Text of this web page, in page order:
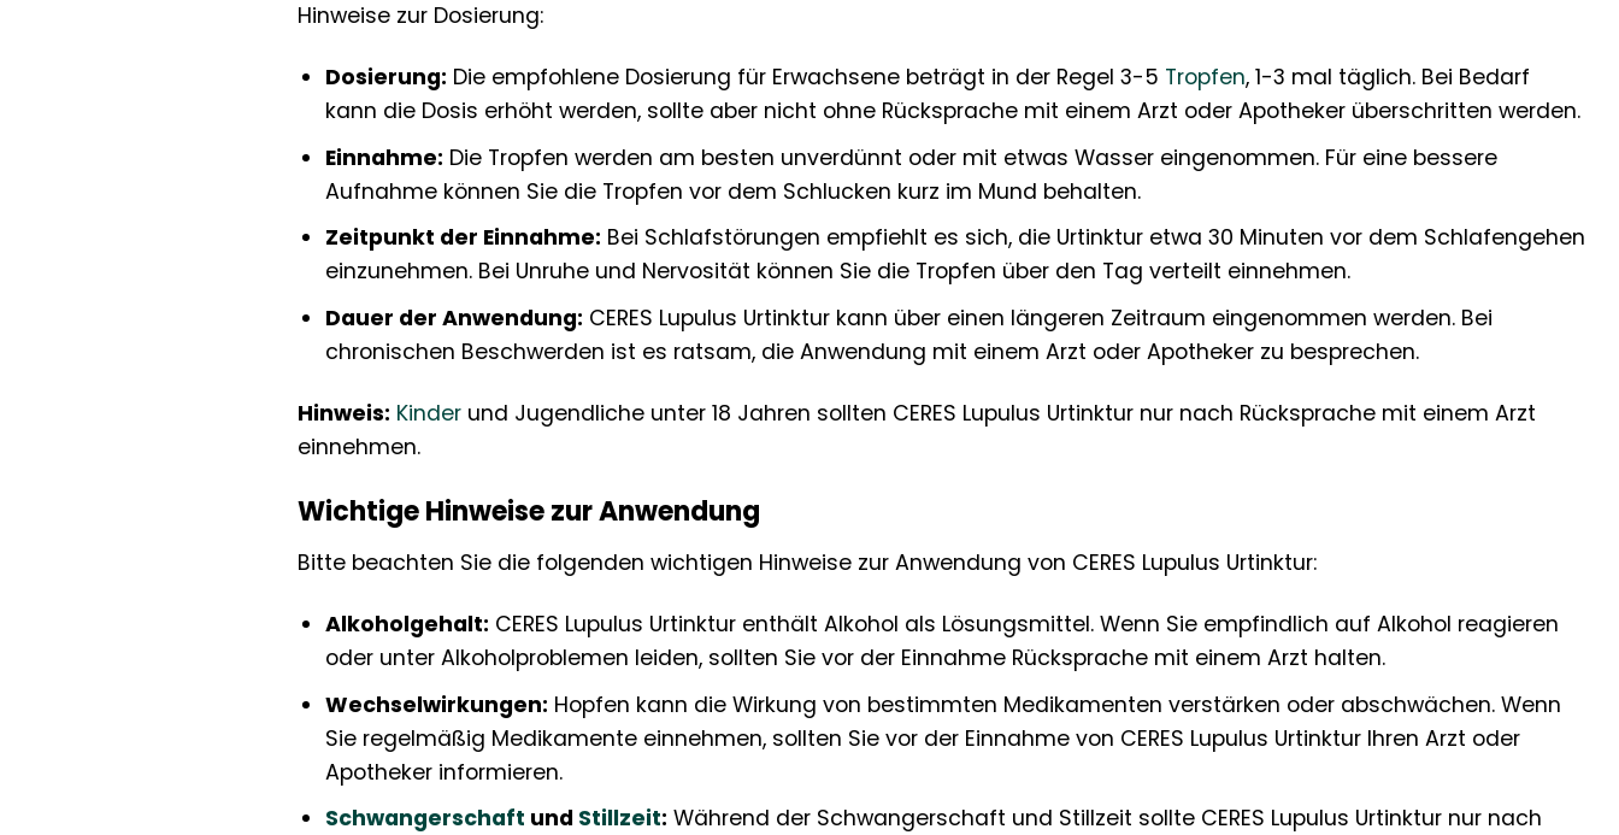
Hinweise zur Dosierung:
Dosierung: Die empfohlene Dosierung für Erwachsene beträgt in der Regel 3-5 Tropfen, 1-3 mal täglich. Bei Bedarf
kann die Dosis erhöht werden, sollte aber nicht ohne Rücksprache mit einem Arzt oder Apotheker überschritten werden.
Einnahme: Die Tropfen werden am besten unverdünnt oder mit etwas Wasser eingenommen. Für eine bessere
Aufnahme können Sie die Tropfen vor dem Schlucken kurz im Mund behalten.
Zeitpunkt der Einnahme: Bei Schlafstörungen empfiehlt es sich, die Urtinktur etwa 30 Minuten vor dem Schlafengehen
einzunehmen. Bei Unruhe und Nervosität können Sie die Tropfen über den Tag verteilt einnehmen.
Dauer der Anwendung: CERES Lupulus Urtinktur kann über einen längeren Zeitraum eingenommen werden. Bei
chronischen Beschwerden ist es ratsam, die Anwendung mit einem Arzt oder Apotheker zu besprechen.
Hinweis: Kinder und Jugendliche unter 18 Jahren sollten CERES Lupulus Urtinktur nur nach Rücksprache mit einem Arzt
einnehmen.
Wichtige Hinweise zur Anwendung
Bitte beachten Sie die folgenden wichtigen Hinweise zur Anwendung von CERES Lupulus Urtinktur:
Alkoholgehalt: CERES Lupulus Urtinktur enthält Alkohol als Lösungsmittel. Wenn Sie empfindlich auf Alkohol reagieren
oder unter Alkoholproblemen leiden, sollten Sie vor der Einnahme Rücksprache mit einem Arzt halten.
Wechselwirkungen: Hopfen kann die Wirkung von bestimmten Medikamenten verstärken oder abschwächen. Wenn
Sie regelmäßig Medikamente einnehmen, sollten Sie vor der Einnahme von CERES Lupulus Urtinktur Ihren Arzt oder
Apotheker informieren.
Schwangerschaft und Stillzeit: Während der Schwangerschaft und Stillzeit sollte CERES Lupulus Urtinktur nur nach